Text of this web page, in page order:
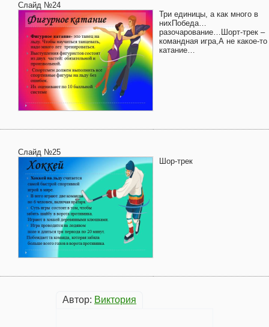
Слайд №24
Три единицы, а как много в
нихПобеда…
разочарование…Шорт-трек –
командная игра,А не какое-то
катание…
Слайд №25
Шор-трек
Автор: Виктория